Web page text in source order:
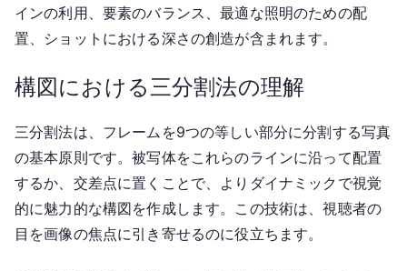
インの利用、要素のバランス、最適な照明のための配
置、ショットにおける深さの創造が含まれます。
構図における三分割法の理解
三分割法は、フレームを9つの等しい部分に分割する写真
の基本原則です。被写体をこれらのラインに沿って配置
するか、交差点に置くことで、よりダイナミックで視覚
的に魅力的な構図を作成します。この技術は、視聴者の
目を画像の焦点に引き寄せるのに役立ちます。